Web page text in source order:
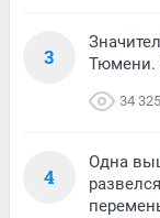
3
Тюмени.
34 325
4
Одна